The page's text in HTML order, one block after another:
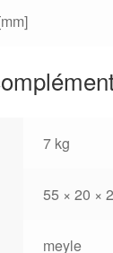
7 kg
55 × 20 ×
meyle